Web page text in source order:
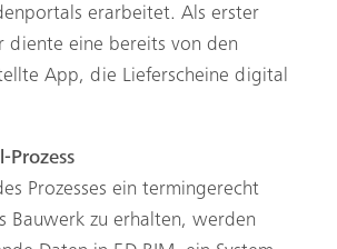
erarbeitet. Als erster
diente eine bereits von den
App, die Lieferscheine digital
Prozess
Prozesses ein termingerecht
Bauwerk zu erhalten, werden